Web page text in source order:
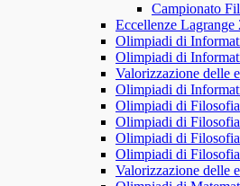
Campionato
​​Eccellenze Lagrange
Olimpiadi di
Olimpiadi di
Valorizzazione delle
Olimpiadi di
Olimpiadi di
Olimpiadi di
Olimpiadi di
Olimpiadi di
Valorizzazione delle